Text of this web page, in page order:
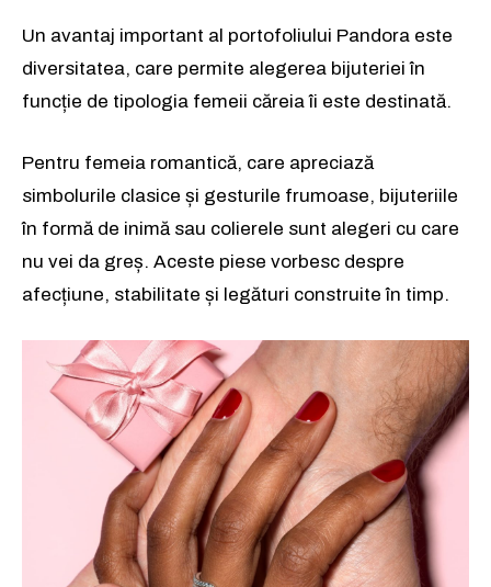
Un avantaj important al portofoliului Pandora este
diversitatea, care permite alegerea bijuteriei în
funcție de tipologia femeii căreia îi este destinată.
Pentru femeia romantică, care apreciază
simbolurile clasice și gesturile frumoase, bijuteriile
în formă de inimă sau colierele sunt alegeri cu care
nu vei da greș. Aceste piese vorbesc despre
afecțiune, stabilitate și legături construite în timp.